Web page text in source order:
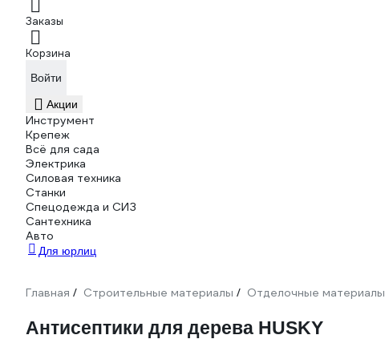
Заказы
Корзина
Войти
Акции
Инструмент
Крепеж
Всё для сада
Электрика
Силовая техника
Станки
Спецодежда и СИЗ
Сантехника
Авто
Для юрлиц
Главная / Строительные материалы / Отделочные материалы
Антисептики для дерева HUSKY